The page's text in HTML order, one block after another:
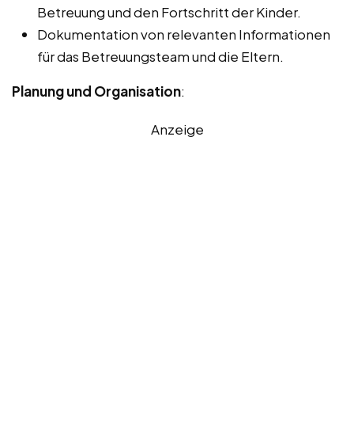
Betreuung und den Fortschritt der Kinder.
Dokumentation von relevanten Informationen
für das Betreuungsteam und die Eltern.
Planung und Organisation:
Anzeige